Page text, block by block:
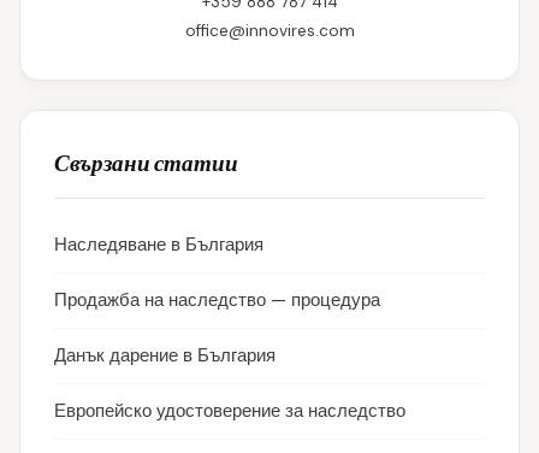
office@innovires.com
Свързани статии
Наследяване в България
Продажба на наследство — процедура
Данък дарение в България
Европейско удостоверение за наследство